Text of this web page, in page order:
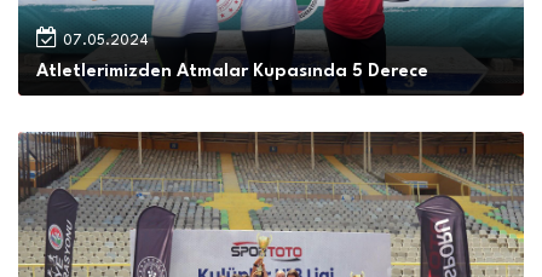
07.05.2024
Atletlerimizden Atmalar Kupasında 5 Derece